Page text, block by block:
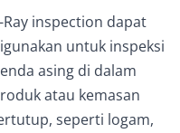
Ray inspection dapat
untuk inspeksi
asing di dalam
atau kemasan
seperti logam,